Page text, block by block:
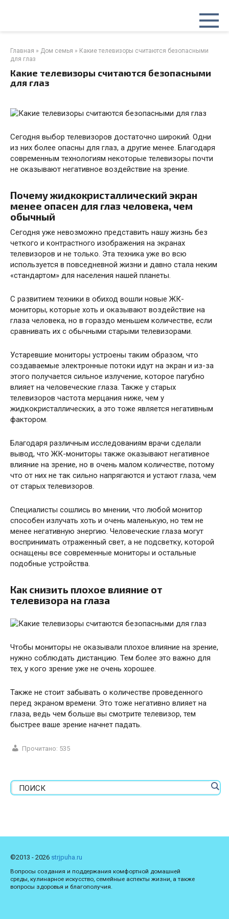
Главная » Дом семья » Какие телевизоры считаются безопасными
для глаз
Какие телевизоры считаются безопасными
для глаз
Сегодня выбор телевизоров достаточно широкий. Одни
из них более опасны для глаз, а другие менее. Благодаря
современным технологиям некоторые телевизоры почти
не оказывают негативное воздействие на зрение.
Почему жидкокристаллический экран
менее опасен для глаз человека, чем
обычный
Сегодня уже невозможно представить нашу жизнь без
четкого и контрастного изображения на экранах
телевизоров и не только. Эта техника уже во всю
используется в повседневной жизни и давно стала неким
«стандартом» для населения нашей планеты.
С развитием техники в обиход вошли новые ЖК-
мониторы, которые хоть и оказывают воздействие на
глаза человека, но в гораздо меньшем количестве, если
сравнивать их с обычными старыми телевизорами.
Устаревшие мониторы устроены таким образом, что
создаваемые электронные потоки идут на экран и из-за
этого получается сильное излучение, которое пагубно
влияет на человеческие глаза. Также у старых
телевизоров частота мерцания ниже, чем у
жидкокристаллических, а это тоже является негативным
фактором.
Благодаря различным исследованиям врачи сделали
вывод, что ЖК-мониторы также оказывают негативное
влияние на зрение, но в очень малом количестве, потому
что от них не так сильно напрягаются и устают глаза, чем
от старых телевизоров.
Специалисты сошлись во мнении, что любой монитор
способен излучать хоть и очень маленькую, но тем не
менее негативную энергию. Человеческие глаза могут
воспринимать отраженный свет, а не подсветку, которой
оснащены все современные мониторы и остальные
подобные устройства.
Как снизить плохое влияние от
телевизора на глаза
Чтобы мониторы не оказывали плохое влияние на зрение,
нужно соблюдать дистанцию. Тем более это важно для
тех, у кого зрение уже не очень хорошее.
Также не стоит забывать о количестве проведенного
перед экраном времени. Это тоже негативно влияет на
глаза, ведь чем больше вы смотрите телевизор, тем
быстрее ваше зрение начнет падать.
Прочитано: 535
©2013 - 2026 strjpuha.ru
Вопросы создания и поддержания комфортной домашней
среды, кулинарное искусство, семейные аспекты жизни, а также
вопросы здоровья и благополучия.